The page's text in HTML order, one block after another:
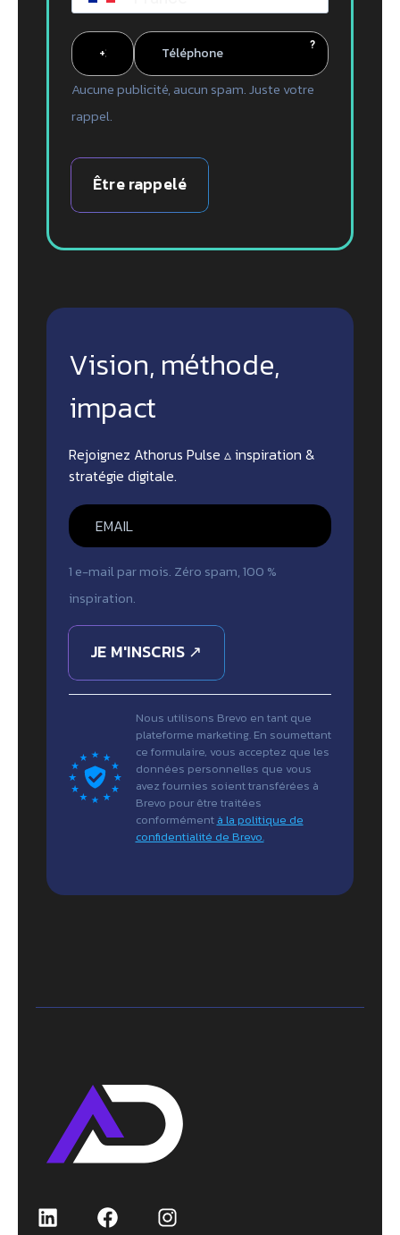
?
Aucune publicité, aucun spam. Juste votre
rappel.
Être rappelé
Vision, méthode,
impact
Rejoignez Athorus Pulse ▵ inspiration &
stratégie digitale.
1 e-mail par mois. Zéro spam, 100 %
inspiration.
JE M'INSCRIS ↗
Nous utilisons Brevo en tant que
plateforme marketing. En soumettant
ce formulaire, vous acceptez que les
données personnelles que vous
avez fournies soient transférées à
Brevo pour être traitées
conformément à la politique de
confidentialité de Brevo.
LinkedIn FacebookInstagram